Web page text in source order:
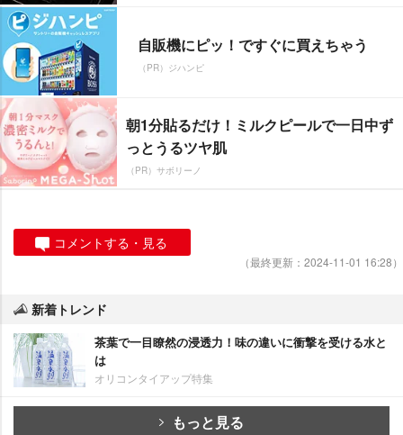
自販機にピッ！ですぐに買えちゃう
（PR）ジハンピ
朝1分貼るだけ！ミルクピールで一日中ず
っとうるツヤ肌
（PR）サボリーノ
コメントする・見る
（最終更新：2024-11-01 16:28）
新着トレンド
茶葉で一目瞭然の浸透力！味の違いに衝撃を受ける水と
は
オリコンタイアップ特集
もっと見る